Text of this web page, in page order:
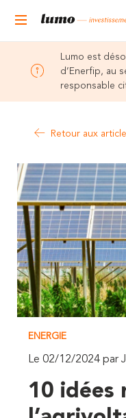
Lumo est
d’Enerfip, au
responsable
Retour aux
ENERGIE
Le 02/12/2024 par
10 idées